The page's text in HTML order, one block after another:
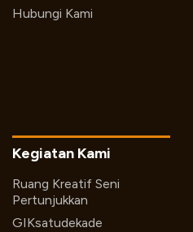
Hubungi Kami
Kegiatan Kami
Ruang Kreatif Seni
Pertunjukkan
GIKsatudekade